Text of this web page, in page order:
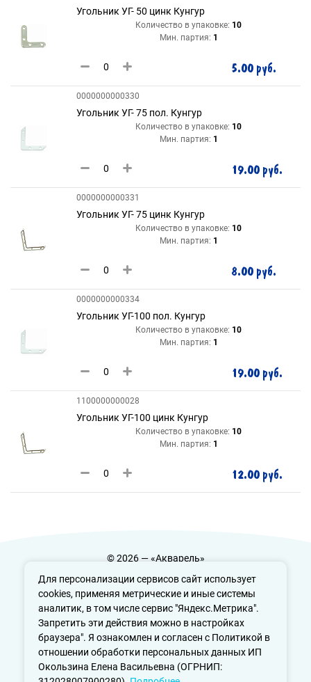
Для персонализации сервисов сайт использует
cookies, применяя метрические и иные системы
аналитик, в том числе сервис "Яндекс.Метрика".
Запретить эти действия можно в настройках
браузера". Я ознакомлен и согласен с Политикой в
отношении обработки персональных данных ИП
Окользина Елена Васильевна (ОГРНИП:
Угольник УГ- 50 цинк Кунгур
Количество в упаковке: 10
Мин. партия: 1
5.00 руб.
0000000000330
Угольник УГ- 75 пол. Кунгур
Количество в упаковке: 10
Мин. партия: 1
19.00 руб.
0000000000331
Угольник УГ- 75 цинк Кунгур
Количество в упаковке: 10
Мин. партия: 1
8.00 руб.
0000000000334
Угольник УГ-100 пол. Кунгур
Количество в упаковке: 10
Мин. партия: 1
19.00 руб.
1100000000028
Угольник УГ-100 цинк Кунгур
Количество в упаковке: 10
Мин. партия: 1
12.00 руб.
© 2026 — «Акварель»
Политика конфиденциальности